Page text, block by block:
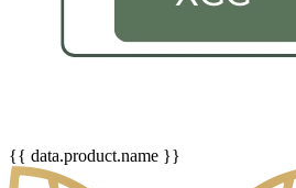
{{ data.product.name }}